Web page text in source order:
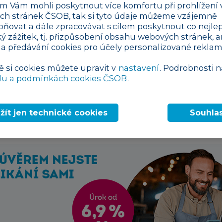
sepsat, využijte náš vzor ke stažení.
o dílo má obecný charakter a byl vytvořen
, který ručí za jeho správnost.
smlouvu o dílo na míru, máte možnost se na
- vzor pro rok 2026
Vám mohli poskytnout více komfortu při prohlížení
stránek ČSOB, tak si tyto údaje můžeme vzájemně
a dále zpracovávat s cílem poskytnout co
zážitek, tj. přizpůsobení obsahu webových stránek,
předávání cookies pro účely personalizované
si cookies můžete upravit v nastavení. Podrobnosti
a podmínkách cookies ČSOB.
jen technické cookies